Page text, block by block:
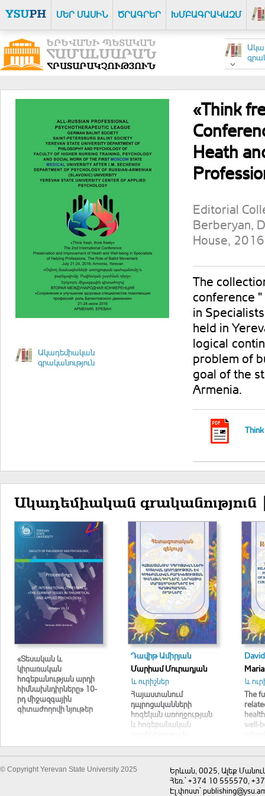
ՄԵՐ ՄԱՍԻՆ ԾՐԱԳՐԵՐ ԽՄԲԱԳՐԱԿԱԶՄ
Ակադեմիական
գրականություն
«Think
Heath
Editorial
Berberyan,
House,
The
conference
in
held in
logical
problem of
goal of the
Armenia.
Ակադեմիական
«Տեսական և
կիրառական
հոգեբանության արդի
հիմնախնդիրները» 10-
րդ միջազգային
գիտաժողովի նյութեր
Դավիթ Աﬕրյան
Մարիամ Մուրադյան
և ուրիշներ
Հայաստանում
դպրոցականների
հոգեկան առողջության
և հոգեբանական
հիﬓախնդիրները.
ներկայիս
մարտահրավերները և
հաղթահարման
և
The
well-
© Copyright Yerevan State University 2025
Երևան, 0025, Ալեք
Հեռ.` +374 10 555570,
Էլ.փոստ`